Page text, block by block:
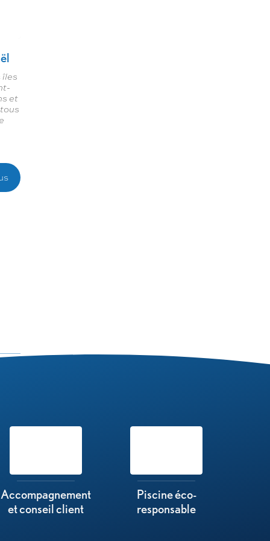
îles
et
Accompagnement
et conseil client
Piscine éco-
responsable